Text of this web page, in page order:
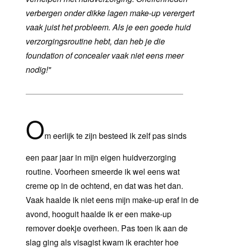
verbergen onder dikke lagen make-up verergert
vaak juist het probleem. Als je een goede huid
verzorgingsroutine hebt, dan heb je die
foundation of concealer vaak niet eens meer
nodig!"
Om eerlijk te zijn besteed ik zelf pas sinds
een paar jaar in mijn eigen huidverzorging
routine. Voorheen smeerde ik wel eens wat
creme op in de ochtend, en dat was het dan.
Vaak haalde ik niet eens mijn make-up eraf in de
avond, hooguit haalde ik er een make-up
remover doekje overheen. Pas toen ik aan de
slag ging als visagist kwam ik erachter hoe